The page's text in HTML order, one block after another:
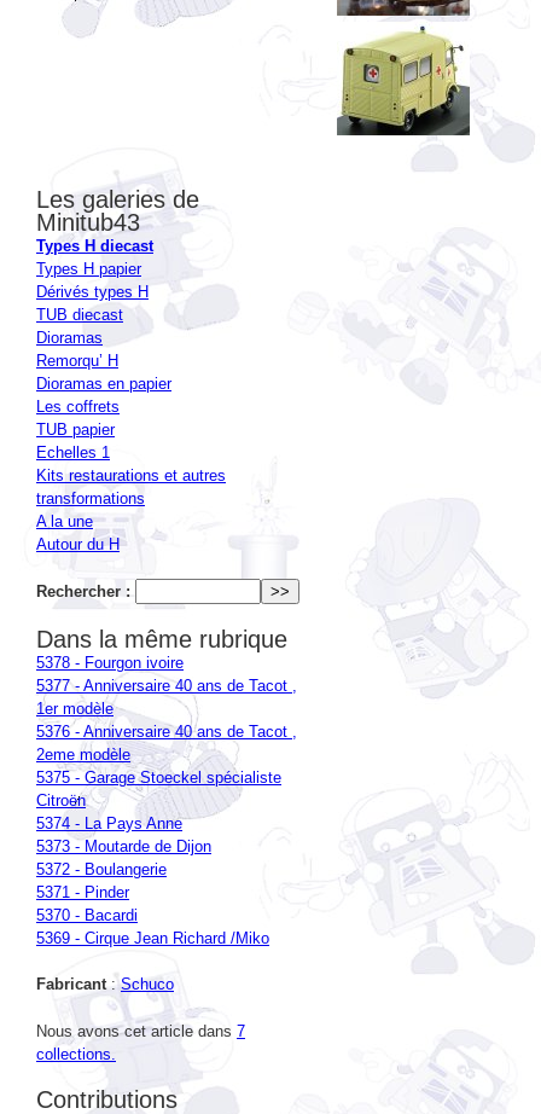
Minitub43
Types H diecast
Types H papier
Dérivés types H
TUB diecast
Dioramas
Remorqu’ H
Dioramas en papier
Les coffrets
TUB papier
Echelles 1
Kits restaurations et autres
transformations
A la une
Autour du H
Rechercher :
Dans la même rubrique
5378 - Fourgon ivoire
5377 - Anniversaire 40 ans de Tacot ,
1er modèle
5376 - Anniversaire 40 ans de Tacot ,
2eme modèle
5375 - Garage Stoeckel spécialiste
Citroën
5374 - La Pays Anne
5373 - Moutarde de Dijon
5372 - Boulangerie
5371 - Pinder
5370 - Bacardi
5369 - Cirque Jean Richard /Miko
Fabricant:Schuco
Nous avons cet article dans
Contributions
Transformé par inconnu